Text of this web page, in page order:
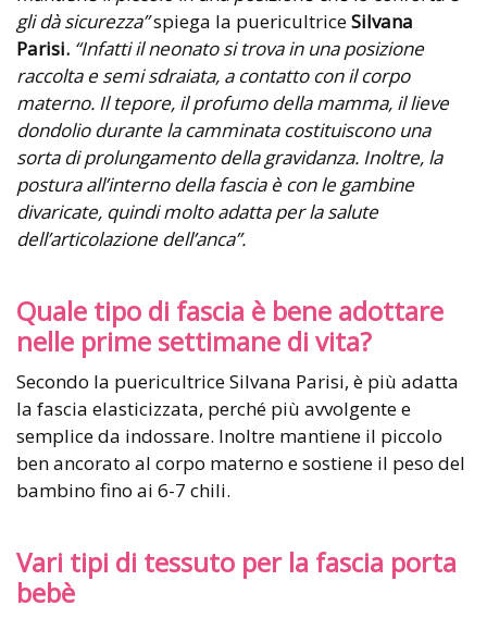
gli dà sicurezza”spiega la puericultriceSilvana
Parisi. “Infatti il neonato si trova in una posizione
raccolta e semi sdraiata, a contatto con il corpo
materno. Il tepore, il profumo della mamma, il lieve
dondolio durante la camminata costituiscono una
sorta di prolungamento della gravidanza. Inoltre, la
postura all’interno della fascia è con le gambine
divaricate, quindi molto adatta per la salute
dell’articolazione dell’anca”.
Quale tipo di fascia è bene adottare
nelle prime settimane di vita?
Secondo la puericultrice Silvana Parisi, è più adatta
la fascia elasticizzata, perché più avvolgente e
semplice da indossare. Inoltre mantiene il piccolo
ben ancorato al corpo materno e sostiene il peso del
bambino fino ai 6-7 chili.
Vari tipi di tessuto per la fascia porta
bebè